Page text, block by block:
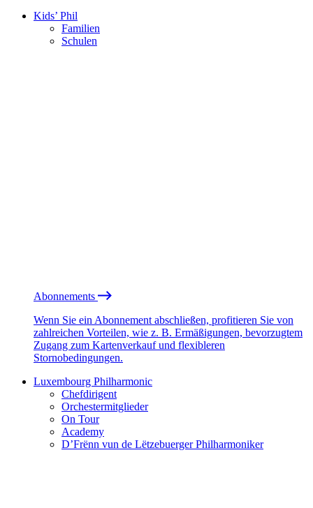
Kids’ Phil
Familien
Schulen
Abonnements
Wenn Sie ein Abonnement abschließen, profitieren Sie von
zahlreichen Vorteilen, wie z. B. Ermäßigungen, bevorzugtem
Zugang zum Kartenverkauf und flexibleren
Stornobedingungen.
Luxembourg Philharmonic
Chefdirigent
Orchestermitglieder
On Tour
Academy
D’Frënn vun de Lëtzebuerger Philharmoniker